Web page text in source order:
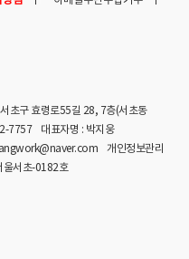
초구 효령로55길 28, 7층(서초동
7757
대표자명 : 박지웅
개인정보관리
울서초-0182호